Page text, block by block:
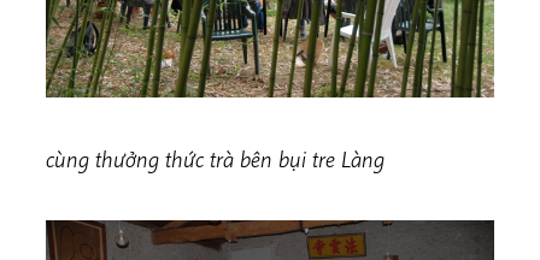
cùng thưởng thức trà bên bụi tre Làng